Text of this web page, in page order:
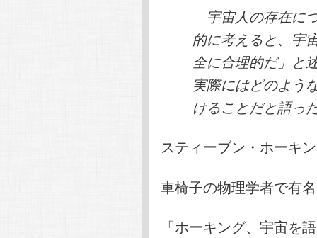
宇宙人の存在に
的に考えると、宇
全に合理的だ」と
実際にはどのよう
けることだと語っ
スティーブン・ホーキ
車椅子の物理学者で有
「ホーキング、宇宙を